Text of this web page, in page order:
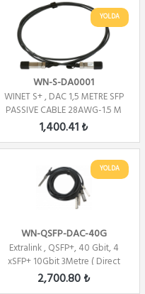
YOLDA
WN-S-DA0001
WINET S+ , DAC 1,5 METRE SFP
PASSIVE CABLE 28AWG-1.5 M
(DIRECT ATT...
1,400.41 ₺
YOLDA
WN-QSFP-DAC-40G
Extralink , QSFP+, 40 Gbit, 4
xSFP+ 10Gbit 3Metre ( Direct
Att...
2,700.80 ₺